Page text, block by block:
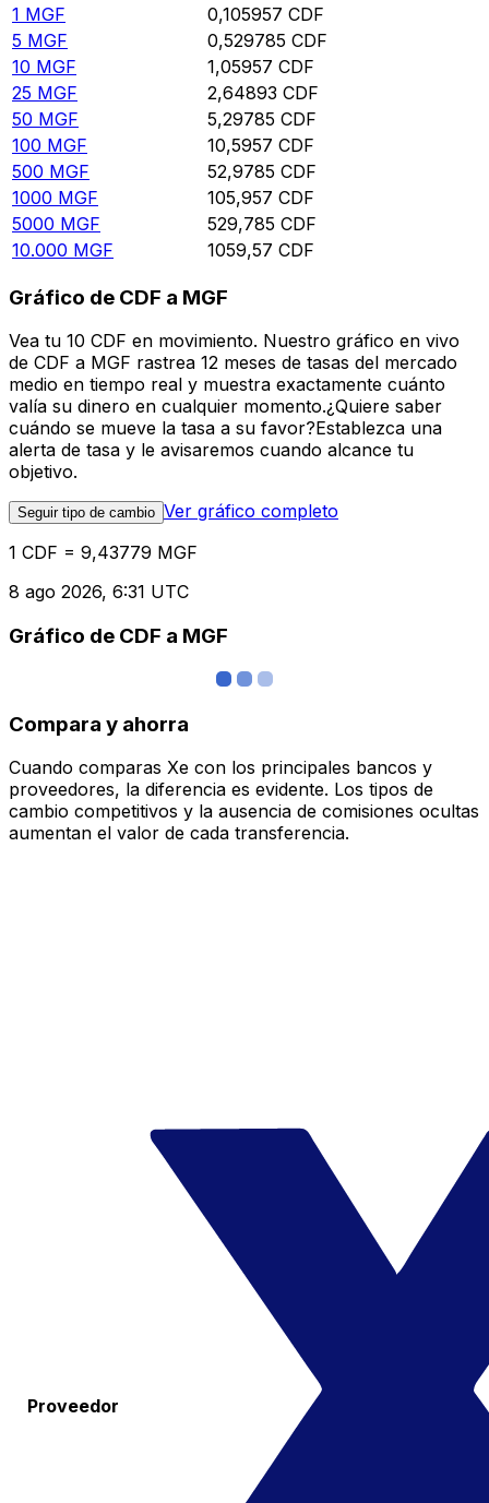
1 MGF 0,105957 CDF
5 MGF 0,529785 CDF
10 MGF 1,05957 CDF
25 MGF 2,64893 CDF
50 MGF 5,29785 CDF
100 MGF 10,5957 CDF
500 MGF 52,9785 CDF
1000 MGF 105,957 CDF
5000 MGF 529,785 CDF
10.000 MGF 1059,57 CDF
Gráfico de CDF a MGF
Vea tu 10 CDF en movimiento. Nuestro gráfico en vivo
de CDF a MGF rastrea 12 meses de tasas del mercado
medio en tiempo real y muestra exactamente cuánto
valía su dinero en cualquier momento.¿Quiere saber
cuándo se mueve la tasa a su favor?Establezca una
alerta de tasa y le avisaremos cuando alcance tu
objetivo.
Seguir tipo de cambio Ver gráfico completo
1 CDF = 9,43779 MGF
8 ago 2026, 6:31 UTC
Gráfico de CDF a MGF
Compara y ahorra
Cuando comparas Xe con los principales bancos y
proveedores, la diferencia es evidente. Los tipos de
cambio competitivos y la ausencia de comisiones ocultas
aumentan el valor de cada transferencia.
Proveedor